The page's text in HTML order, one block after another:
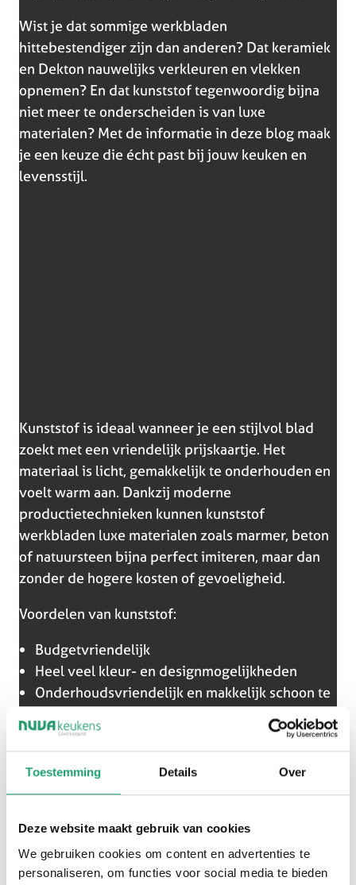
Toestemming Details Over
Deze website maakt gebruik van cookies
We gebruiken cookies om content en advertenties te
personaliseren, om functies voor social media te bieden
Wist je dat sommige werkbladen
hittebestendiger zijn dan anderen? Dat keramiek
en Dekton nauwelijks verkleuren en vlekken
opnemen? En dat kunststof tegenwoordig bijna
niet meer te onderscheiden is van luxe
materialen? Met de informatie in deze blog maak
je een keuze die écht past bij jouw keuken en
levensstijl.
Kunststof is ideaal wanneer je een stijlvol blad
zoekt met een vriendelijk prijskaartje. Het
materiaal is licht, gemakkelijk te onderhouden en
voelt warm aan. Dankzij moderne
productietechnieken kunnen kunststof
werkbladen luxe materialen zoals marmer, beton
of natuursteen bijna perfect imiteren, maar dan
zonder de hogere kosten of gevoeligheid.
Voordelen van kunststof:
Budgetvriendelijk
Heel veel kleur- en designmogelijkheden
Onderhoudsvriendelijk en makkelijk schoon te
Onderhoudstip:
Gebruik een vochtige doek en een mild
schoonmaakmiddel. Vermijd agressieve middelen